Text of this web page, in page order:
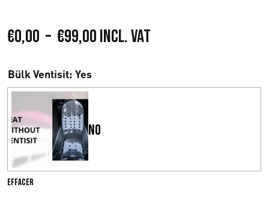
€0,00 – €99,00P
a
e
Incl. VAT
Bülk Ventisit: Yes
No
Effacer